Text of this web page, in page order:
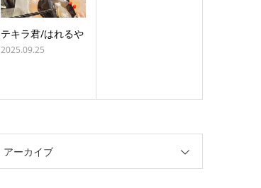
テキラ君/はれるや
2025.09.25
アーカイブ